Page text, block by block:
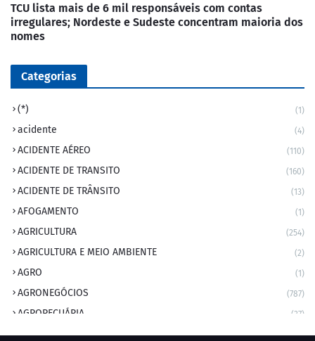
TCU lista mais de 6 mil responsáveis com contas
irregulares; Nordeste e Sudeste concentram maioria dos
nomes
Categorias
(*) (1)
acidente (4)
ACIDENTE AÉREO (110)
ACIDENTE DE TRANSITO (160)
ACIDENTE DE TRÂNSITO (13)
AFOGAMENTO (1)
AGRICULTURA (254)
AGRICULTURA E MEIO AMBIENTE (2)
AGRO (1)
AGRONEGÓCIOS (787)
AGROPECUÁRIA (37)
AMBIENTE (9)